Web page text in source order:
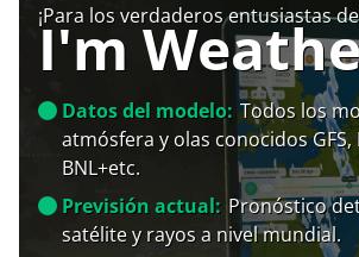
¡Para los verdaderos entusiastas
I'm
Datos del modelo: Todos los
atmósfera y olas conocidos GFS,
BNL+etc.
Previsión actual: Pronóstico
satélite y rayos a nivel mundial.